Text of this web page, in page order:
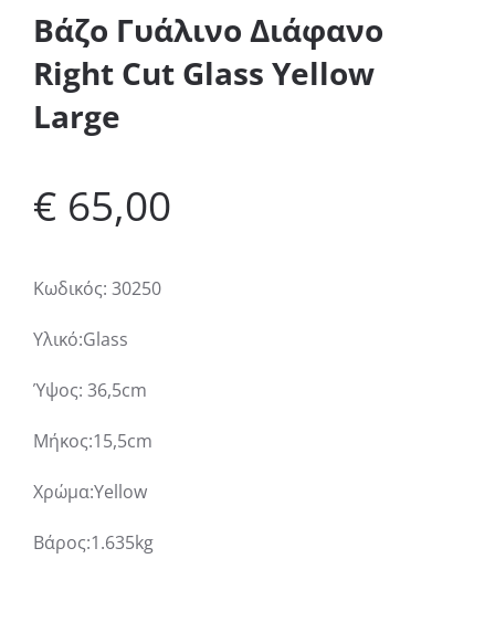
Βάζο Γυάλινο Διάφανο
Right Cut Glass Yellow
Large
€ 65,00
Κωδικός: 30250
Υλικό:Glass
Ύψος: 36,5cm
Μήκος:15,5cm
Χρώμα:Yellow
Βάρος:1.635kg